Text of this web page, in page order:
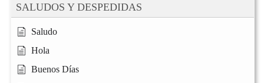
SALUDOS Y DESPEDIDAS
Saludo
Hola
Buenos Días